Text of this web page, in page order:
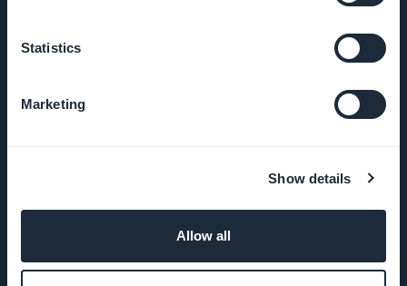
Statistics
Marketing
Show details
Allow all
Presse